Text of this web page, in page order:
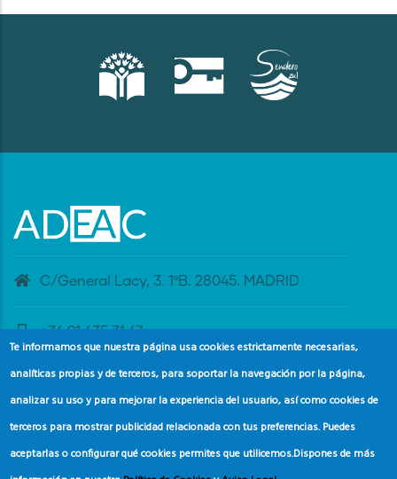
C/General Lacy, 3. 1ºB. 28045. MADRID
+34 91 435 31 47
banderaazul@adeac.es
Te informamos que nuestra página usa cookies estrictamente necesarias,
analíticas propias y de terceros, para soportar la navegación por la página,
analizar su uso y para mejorar la experiencia del usuario, así como cookies de
terceros para mostrar publicidad relacionada con tus preferencias. Puedes
aceptarlas o configurar qué cookies permites que utilicemos.Dispones de más